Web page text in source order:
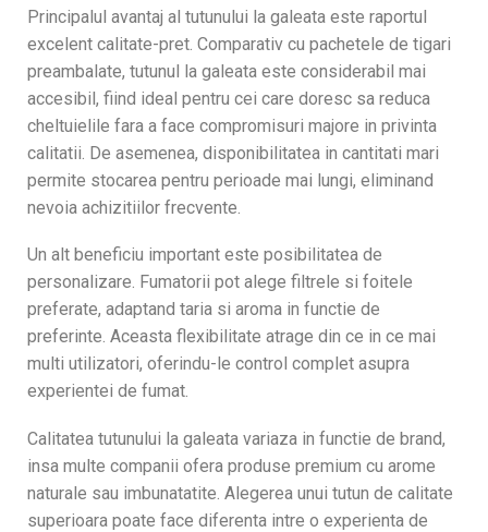
Principalul avantaj al tutunului la galeata este raportul
excelent calitate-pret. Comparativ cu pachetele de tigari
preambalate, tutunul la galeata este considerabil mai
accesibil, fiind ideal pentru cei care doresc sa reduca
cheltuielile fara a face compromisuri majore in privinta
calitatii. De asemenea, disponibilitatea in cantitati mari
permite stocarea pentru perioade mai lungi, eliminand
nevoia achizitiilor frecvente.
Un alt beneficiu important este posibilitatea de
personalizare. Fumatorii pot alege filtrele si foitele
preferate, adaptand taria si aroma in functie de
preferinte. Aceasta flexibilitate atrage din ce in ce mai
multi utilizatori, oferindu-le control complet asupra
experientei de fumat.
Calitatea tutunului la galeata variaza in functie de brand,
insa multe companii ofera produse premium cu arome
naturale sau imbunatatite. Alegerea unui tutun de calitate
superioara poate face diferenta intre o experienta de